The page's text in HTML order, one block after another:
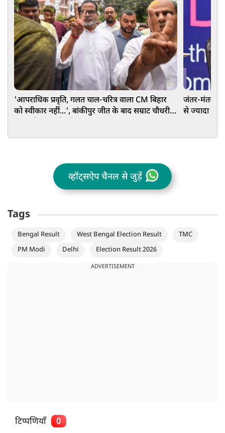
'आपराधिक प्रवृति, गलत चाल-चरित्र वाला CM बिहार
को स्वीकार नहीं...', बांकीपुर जीत के बाद सम्राट चौधरी
जंतर-मंतर पर
से ज्यादा
व्हॉट्सऐप चैनल से जुड़ें
Tags
Bengal Result West Bengal Election Result
TMC
PM Modi
Delhi Election Result 2026
ADVERTISEMENT
टिप्पणियाँ 0